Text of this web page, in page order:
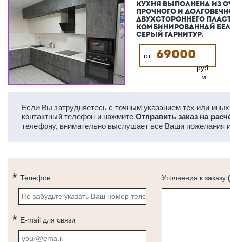
КУХНЯ ВЫПОЛНЕНА ИЗ
ПРОЧНОГО И
ДВУХСТОРОННЕГО
КОМБИНИРОВАННАЙ
СЕРЫЙ ГАРНИТУР.
от 69000
руб.
м
Если Вы затрудняетесь с точным указанием тех или
контактный телефон и нажмите Отправить заказ на
телефону, внимательно выслушает все Ваши пожелания
Телефон
E-mail для связи
Уточнения к заказу